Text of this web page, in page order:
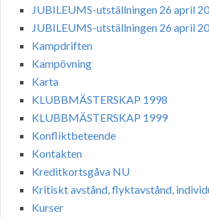
JUBILEUMS-utställningen 26 april
JUBILEUMS-utställningen 26 april
Kampdriften
Kampövning
Karta
KLUBBMÄSTERSKAP 1998
KLUBBMÄSTERSKAP 1999
Konfliktbeteende
Kontakten
Kreditkortsgåva NU
Kritiskt avstånd, flyktavstånd,
Kurser